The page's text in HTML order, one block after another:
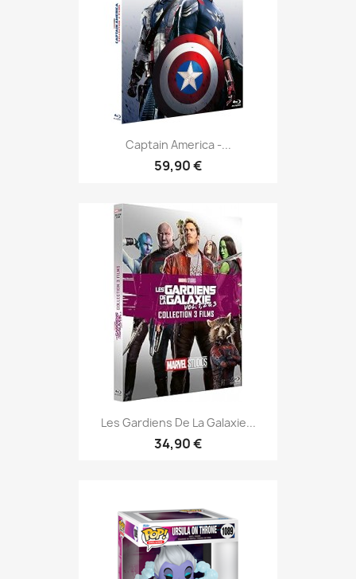
Captain America -...
59,90 €
Les Gardiens De La Galaxie...
34,90 €